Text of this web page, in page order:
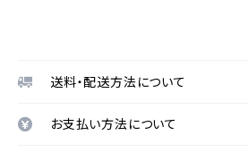
送料・配送方法について
お支払い方法について